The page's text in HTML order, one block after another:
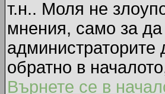
т.н.. Моля не
мнения, само за
администраторите
обратно в
Върнете се в